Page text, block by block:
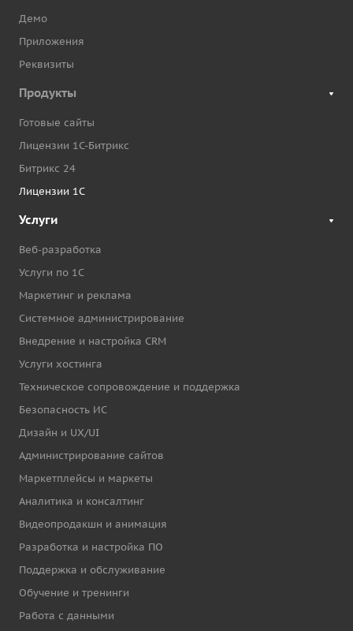
Демо
Приложения
Реквизиты
Продукты
Готовые сайты
Лицензии 1С-Битрикс
Битрикс 24
Лицензии 1С
Услуги
Веб-разработка
Услуги по 1С
Маркетинг и реклама
Системное администрирование
Внедрение и настройка CRM
Услуги хостинга
Техническое сопровождение и поддержка
Безопасность ИС
Дизайн и UX/UI
Администрирование сайтов
Маркетплейсы и маркеты
Аналитика и консалтинг
Видеопродакшн и анимация
Разработка и настройка ПО
Поддержка и обслуживание
Обучение и тренинги
Работа с данными